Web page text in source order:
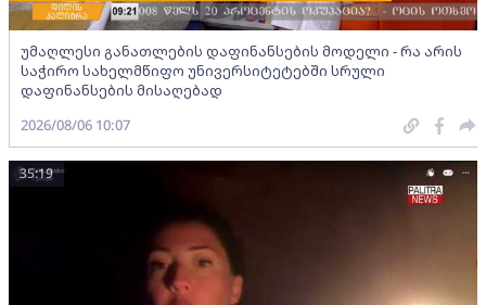
უმაღლესი განათლების დაფინანსების მოდელი - რა არის
საჭირო სახელმწიფო უნივერსიტეტებში სრული
დაფინანსების მისაღებად
2026/08/06 10:07
35:19